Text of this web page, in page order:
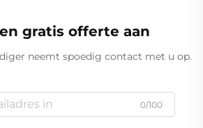
oplaadbare draadloze
hand- of
staandstofzuiger
gratis offerte aan
neemt spoedig contact met u op.
0/100